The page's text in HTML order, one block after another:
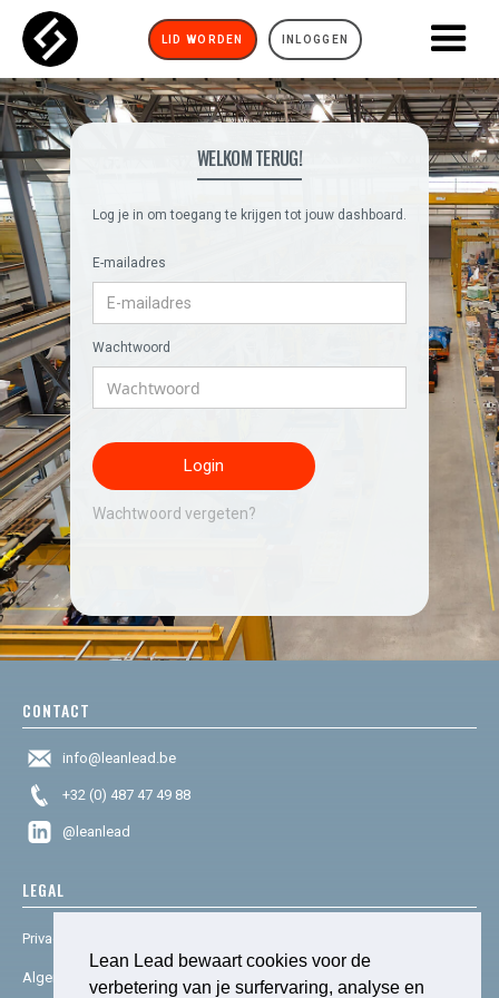
Lean Lead bewaart cookies voor de
verbetering van je surfervaring, analyse en
LID WORDEN INLOGGEN
WELKOM TERUG!
Log je in om toegang te krijgen tot jouw dashboard.
E-mailadres
Wachtwoord
Wachtwoord vergeten?
CONTACT
info@leanlead.be
+32 (0) 487 47 49 88
@leanlead
LEGAL
Privacy & cookies
Algemene voorwaarden